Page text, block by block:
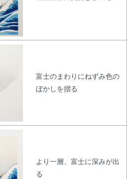
富士のまわりにねずみ色の
ぼかしを摺る
より一層、富士に深みが出
る